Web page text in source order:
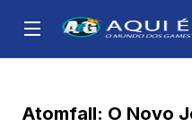
Atomfall: O Novo